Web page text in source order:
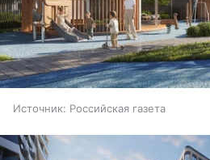
Источник: Российская газета